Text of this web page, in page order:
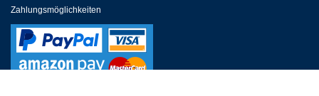
Zahlungsmöglichkeiten